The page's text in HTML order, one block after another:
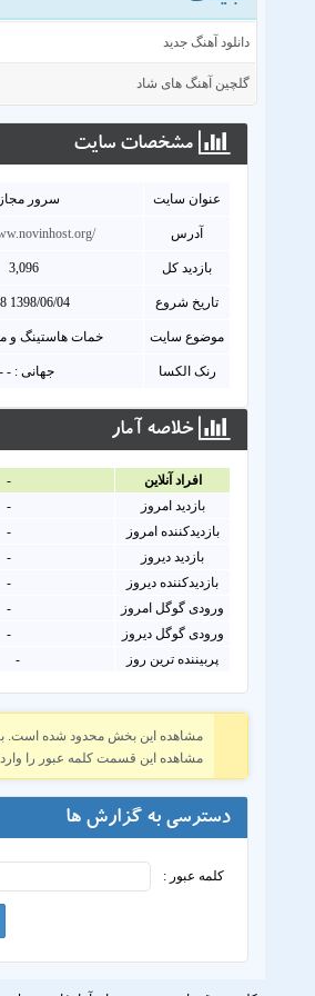
دانلود آهنگ جدید
گلچین آهنگ های شاد
مشخصات سايت
عنوان سايت سرور
آدرس
بازدید کل 3,096
تاریخ شروع 1398/06/04 12:28
موضوع سایت خمات هاستینگ و
رنک الکسا جهانی : -
خلاصه آمار
افراد آنلاين
-
بازدید امروز
-
بازدیدکننده امروز
-
بازدید دیروز
-
بازدیدکننده دیروز
-
ورودی گوگل امروز
-
ورودی گوگل دیروز
-
پربیننده ترین روز
-
مشاهده این بخش محدود شده است.
مشاهده این قسمت کلمه عبور را وارد
دسترسی به گزارش ها
کلمه عبور :